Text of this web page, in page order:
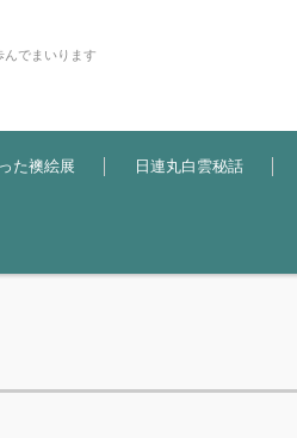
んでまいります
た襖絵展 日連丸白雲秘話